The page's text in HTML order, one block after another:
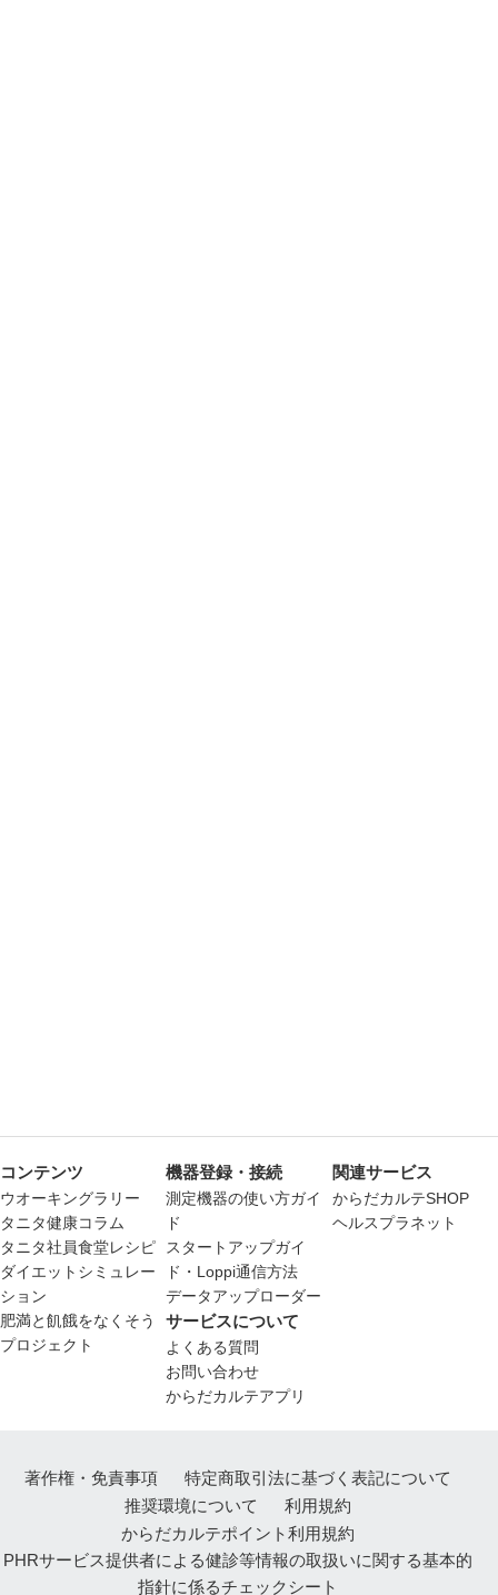
コンテンツ
ウオーキングラリー
タニタ健康コラム
タニタ社員食堂レシピ
ダイエットシミュレー
ション
肥満と飢餓をなくそう
プロジェクト
機器登録・接続
測定機器の使い方ガイ
ド
スタートアップガイ
ド・Loppi通信方法
データアップローダー
サービスについて
よくある質問
お問い合わせ
からだカルテアプリ
関連サービス
からだカルテSHOP
ヘルスプラネット
著作権・免責事項
特定商取引法に基づく表記について
推奨環境について
利用規約
からだカルテポイント利用規約
PHRサービス提供者による健診等情報の取扱いに関する基本的
指針に係るチェックシート